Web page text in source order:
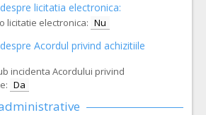
licitatia electronica:
licitatie electronica: Nu
Acordul privind achizitiile
incidenta Acordului privind
Da